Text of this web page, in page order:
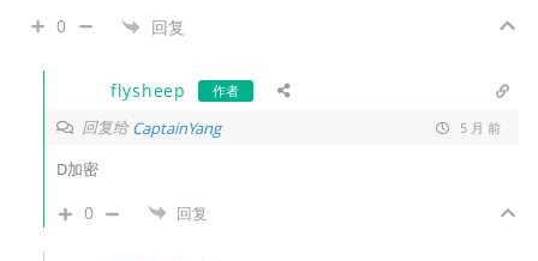
0 回复
flysheep 作者
回复给CaptainYang 5 月 前
D加密
0 回复